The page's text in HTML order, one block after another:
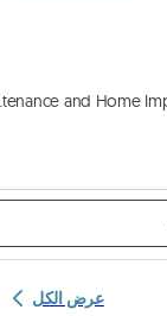
عرض الكل